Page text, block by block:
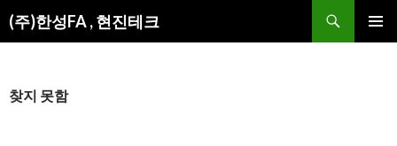
(주)한성FA , 현진테크
검
색
로
찾지 못함